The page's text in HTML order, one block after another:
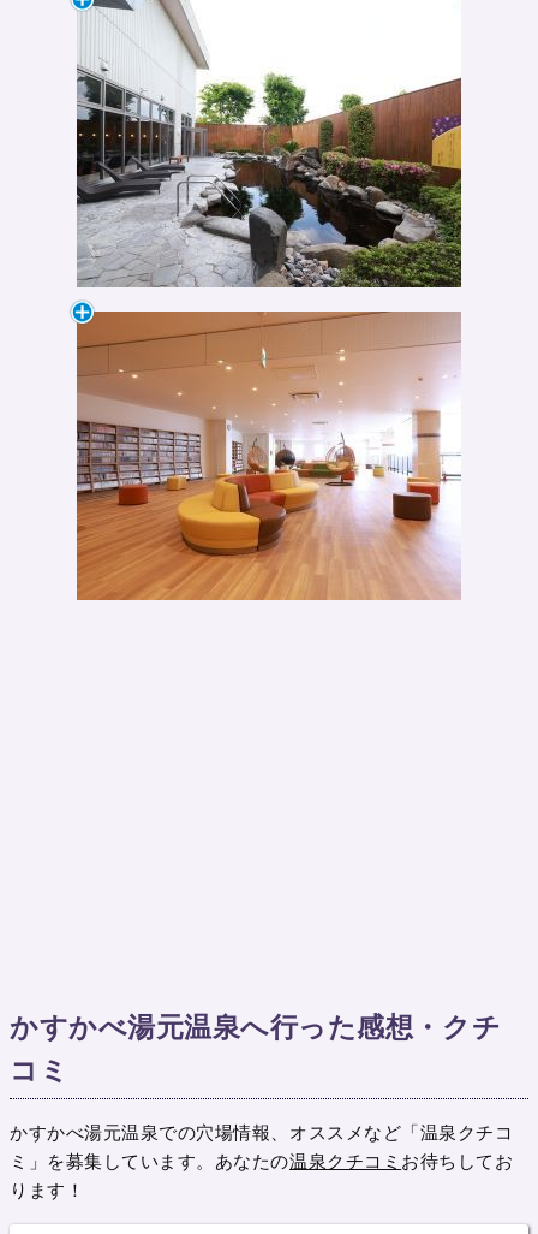
かすかべ湯元温泉へ行った感想・クチ
コミ
かすかべ湯元温泉での穴場情報、オススメなど「温泉クチコ
ミ」を募集しています。あなたの温泉クチコミ お待ちしてお
ります！